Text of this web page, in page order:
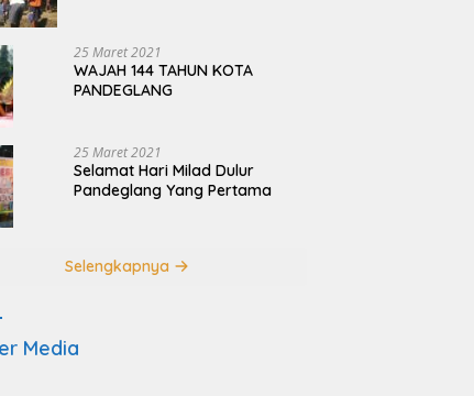
25 Maret 2021
WAJAH 144 TAHUN KOTA
PANDEGLANG
25 Maret 2021
Selamat Hari Milad Dulur
Pandeglang Yang Pertama
Selengkapnya
Media